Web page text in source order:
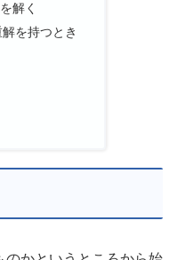
解く
を持つとき